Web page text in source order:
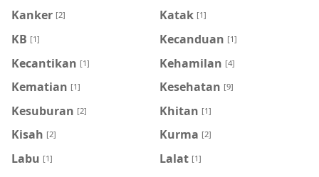
Kanker [2] Katak [1]
KB [1] Kecanduan [1]
Kecantikan [1] Kehamilan [4]
Kematian [1] Kesehatan [9]
Kesuburan [2] Khitan [1]
Kisah [2] Kurma [2]
Labu [1] Lalat [1]